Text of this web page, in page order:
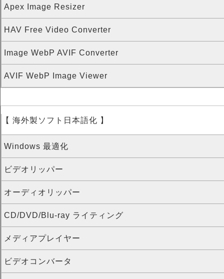
Apex Image Resizer
HAV Free Video Converter
Image WebP AVIF Converter
AVIF WebP Image Viewer
【 海外製ソフト日本語化 】
Windows 最適化
ビデオリッパー
オーディオリッパー
CD/DVD/Blu-ray ライティング
メディアプレイヤー
ビデオコンバータ